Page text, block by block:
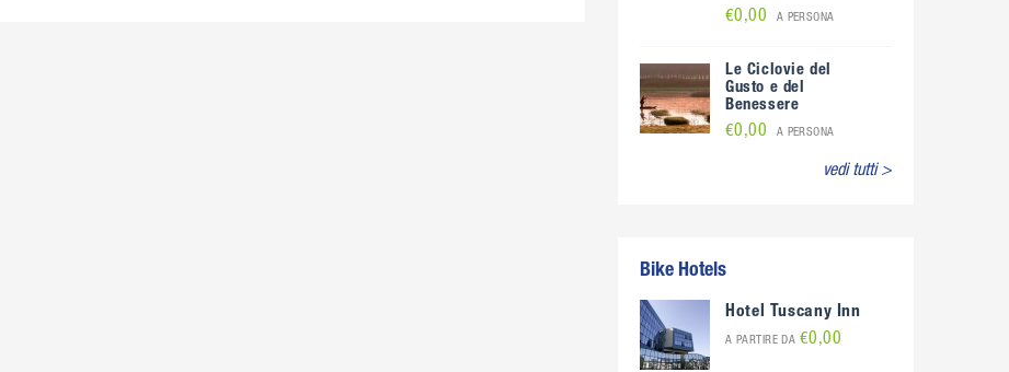
€0,00 A PERSONA
Le Ciclovie del
Gusto e del
Benessere
€0,00 A PERSONA
vedi tutti >
Bike Hotels
Hotel Tuscany Inn
A PARTIRE DA €0,00